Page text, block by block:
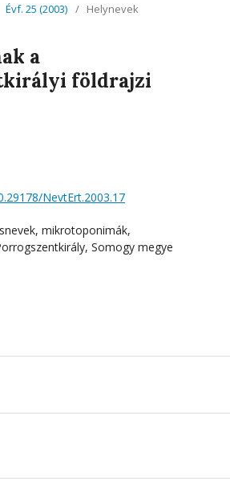
Évf. 25 (2003) / Helynevek
a
földrajzi
NevtErt.2003.17
mikrotoponimák,
Somogy megye